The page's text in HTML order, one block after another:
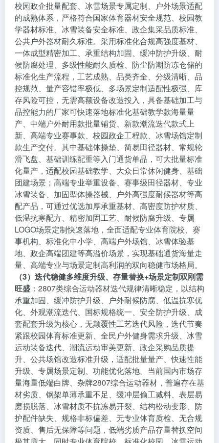
校园政企批量配套、冰雪场景专属定制、户外场景适配
的成熟体系，严格符合国家体育器材安全规范、校园教
学器材标准、冰雪装备安全标准、政企集采品质标准、
公共户外器材耐久标准。采用标准化合规高强度基材、
一体成型精密加工、承重结构加固、缓冲防护升级、耐
候防腐处理、多级性能耐久质检、防尘防潮防冻仓储的
标准化生产流程，工艺成熟、品类齐全、分级清晰、品
控规范、量产容错率极低、多场景定制适配性极强、库
存风险可控，无需高额设备改造投入，具备基础加工与
品控能力的厂家可快速落地标准化基础教学款海量量
产、中端户外耐用款批量铺货、新款潮流迭代款式上
新、高端专业赛事款、校园政企工程款、冰雪场馆定制
款生产交付。其中基础体操垫、简易田径器材、常规轮
滑飞盘、基础训练配重等入门通货单品，可大批量标准
化量产，适配校园基础教学、大众日常休闲健身、基础
团建场景；高端专业举重设备、赛事级田径器材、专业
冰雪装备、加固型体操器械、户外高强度耐候器材等高
配产品，可通过优选加厚承重基材、高密度防护材质、
低温抗寒配方、精密加固工艺、耐候防腐升级、专属
LOGO场景定制快速落地，全面适配专业体育院校、赛
事机构、标准化中小学、高端户外场馆、冰雪体验基
地、政企高端团建等高溢价场景，实现基础通货海量走
量、高端专业与场景定制高利润的双向稳健市场格局。
（3）迭代稳健多维度升级、存量替换+场景定制双刚需
旺盛 ：2807类综合运动器材迭代规律清晰稳定，以结构
承重加固、缓冲防护升级、户外耐候防腐、低温抗寒优
化、外观潮流迭代、国标规格统一、安全防护升级、成
套配套升级为核心，无颠覆性工艺迭代风险，迭代节奏
紧跟校园体育标准更新、全民户外健身需求升级、冰雪
运动装备迭代、潮流运动审美更新、政企采购品质提
升、公共场馆改造标准升级，适配批量量产、快速性能
升级、专属场景定制、功能优化落地。当前国内市场存
量海量低端白牌、杂牌2807综合运动器材，普遍存在基
材劣质、钢架单薄承重不足、缓冲层偷工减料、表层易
磨损脱落、冰雪材质不抗冻易开裂、结构松动变形、防
护配件缺失、规格非标偏差、无专业体育质检、无合规
资质、售后无保障等问题，低端劣质产品存量替换空间